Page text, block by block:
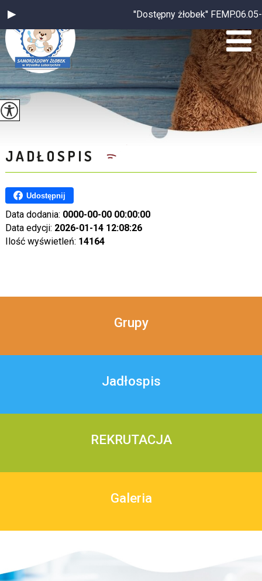
''Dostępny żłobek''
JADŁOSPIS
Udostępnij
Data dodania: 0000-00-00 00:00:00
Data edycji: 2026-01-14 12:08:26
Ilość wyświetleń: 14164
Grupy
Jadłospis
REKRUTACJA
Galeria